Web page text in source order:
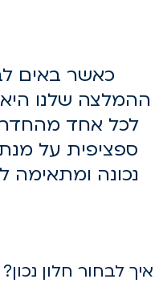
כאשר באים
שלנו היא
לכל אחד
ספציפית על מנת
נכונה ומתאימה
לבחור חלון נכון?